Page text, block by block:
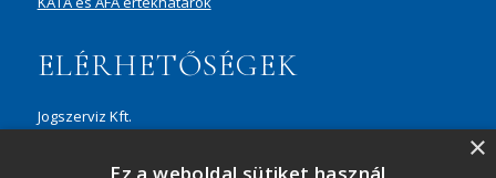
ELÉRHETŐSÉGEK
Jogszerviz Kft.
×